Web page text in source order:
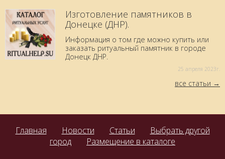
Изготовление памятников в
Донецке (ДНР).
Информация о том где можно купить или
заказать ритуальный памятник в городе
Донецк ДНР.
25 aпреля 2023г.
все статьи
Главная Новости Статьи
Выбрать другой
город
Размещение в каталоге